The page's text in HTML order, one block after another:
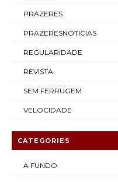
PRAZERES
PRAZERESNOTICIAS
REGULARIDADE
REVISTA
SEM FERRUGEM
VELOCIDADE
CATEGORIES
A FUNDO